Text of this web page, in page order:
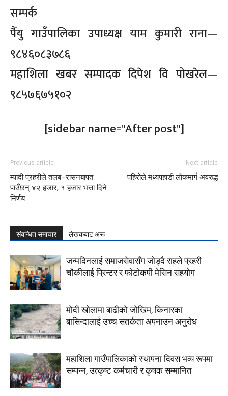
सम्पर्क
पैँयु गाउँपालिका उपाध्यक्ष याम कुमारी राना—
९८४६०८३७८६
महाशिला खबर सम्पादक दिपेश वि पोखरेल—
९८५७६७५१०२
[sidebar name="After post"]
Previous article
म्यादी प्रहरीले तलब–रासनबापत
पाउँछन् ४२ हजार, १ हजार भत्ता दिने
निर्णय
Next article
पहिरोले मध्यपहाडी लोकमार्ग अवरुद्ध
संबन्धित समाचार लेखकबाट अरू
जन्मदिनलाई समाजसेवासँग जोड्दै राहले प्रहरी
चौकीलाई प्रिन्टर र फोटोकपी मेसिन सहयोग
मोदी खोलामा बाढीको जोखिम, किनारका
बासिन्दालाई उच्च सतर्कता अपनाउन अनुरोध
महाशिला गाउँपालिकाको स्थापना दिवस भव्य रूपमा
सम्पन्न, उत्कृष्ट कर्मचारी र कृषक सम्मानित